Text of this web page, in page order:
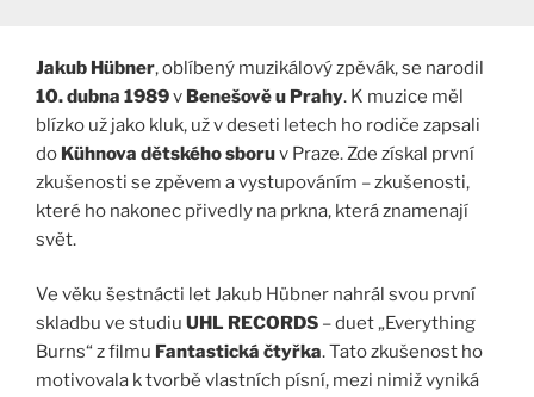
Jakub Hübner, oblíbený muzikálový zpěvák, se narodil
10. dubna 1989v Benešově u Prahy. K muzice měl
blízko už jako kluk, už v deseti letech ho rodiče zapsali
do Kühnova dětského sboruv Praze. Zde získal první
zkušenosti se zpěvem a vystupováním – zkušenosti,
které ho nakonec přivedly na prkna, která znamenají
svět.
Ve věku šestnácti let Jakub Hübner nahrál svou první
skladbu ve studiu UHL RECORDS – duet „Everything
Burns“ z filmu Fantastická čtyřka. Tato zkušenost ho
motivovala k tvorbě vlastních písní, mezi nimiž vyniká